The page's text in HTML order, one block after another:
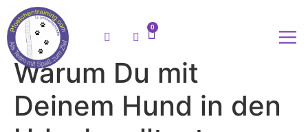
0
Warum Du mit
Deinem Hund in den